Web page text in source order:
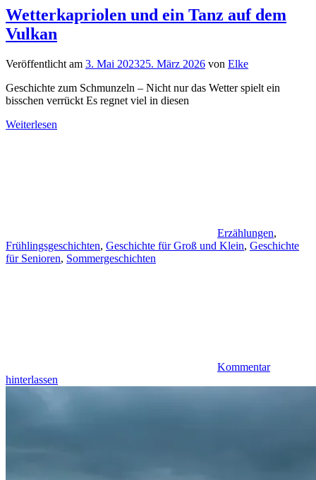
Wetterkapriolen und ein Tanz auf dem
Vulkan
Veröffentlicht am 3. Mai 202325. März 2026 von Elke
Geschichte zum Schmunzeln – Nicht nur das Wetter spielt ein
bisschen verrückt Es regnet viel in diesen
Weiterlesen
Erzählungen,
Frühlingsgeschichten, Geschichte für Groß und Klein, Geschichte
für Senioren, Sommergeschichten
Kommentar
hinterlassen